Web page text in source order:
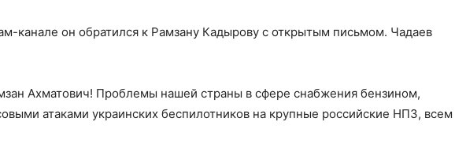
канале он обратился к Рамзану Кадырову с открытым письмом. Чадаев
Ахматович! Проблемы нашей страны в сфере снабжения бензином,
атаками украинских беспилотников на крупные российские НПЗ, всем